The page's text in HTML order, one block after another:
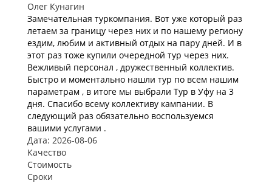
Олег Кунагин
Замечательная туркомпания. Вот уже который раз
летаем за границу через них и по нашему региону
ездим, любим и активный отдых на пару дней. И в
этот раз тоже купили очередной тур через них.
Вежливый персонал , дружественный коллектив.
Быстро и моментально нашли тур по всем нашим
параметрам , в итоге мы выбрали Тур в Уфу на 3
дня. Спасибо всему коллективу кампании. В
следующий раз обязательно воспользуемся
вашими услугами .
Дата: 2026-08-06
Качество
Стоимость
Сроки